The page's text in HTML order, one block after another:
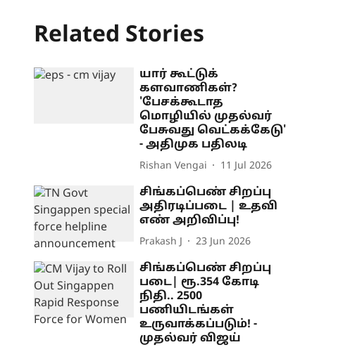
Related Stories
யார் கூட்டுக்
களவாணிகள்?
'பேசக்கூடாத
மொழியில் முதல்வர்
பேசுவது வெட்கக்கேடு'
- அதிமுக பதிலடி
Rishan Vengai 11 Jul 2026
சிங்கப்பெண் சிறப்பு
அதிரடிப்படை | உதவி
எண் அறிவிப்பு!
Prakash J 23 Jun 2026
சிங்கப்பெண் சிறப்பு
படை| ரூ.354 கோடி
நிதி.. 2500
பணியிடங்கள்
உருவாக்கப்படும்! -
முதல்வர் விஜய்